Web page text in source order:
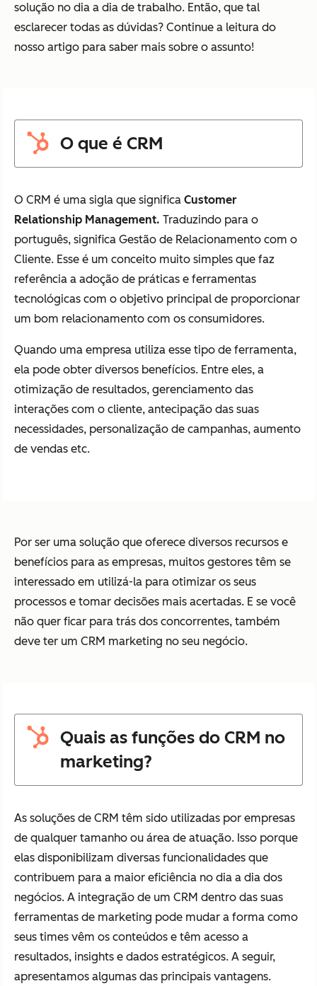
solução no dia a dia de trabalho. Então, que tal
esclarecer todas as dúvidas? Continue a leitura do
nosso artigo para saber mais sobre o assunto!
O que é CRM
O CRM é uma sigla que significa Customer
Relationship Management. Traduzindo para o
português, significa Gestão de Relacionamento com o
Cliente. Esse é um conceito muito simples que faz
referência a adoção de práticas e ferramentas
tecnológicas com o objetivo principal de proporcionar
um bom relacionamento com os consumidores.
Quando uma empresa utiliza esse tipo de ferramenta,
ela pode obter diversos benefícios. Entre eles, a
otimização de resultados, gerenciamento das
interações com o cliente, antecipação das suas
necessidades, personalização de campanhas, aumento
de vendas etc.
Por ser uma solução que oferece diversos recursos e
benefícios para as empresas, muitos gestores têm se
interessado em utilizá-la para otimizar os seus
processos e tomar decisões mais acertadas. E se você
não quer ficar para trás dos concorrentes, também
deve ter um CRM marketing no seu negócio.
Quais as funções do CRM no
marketing?
As soluções de CRM têm sido utilizadas por empresas
de qualquer tamanho ou área de atuação. Isso porque
elas disponibilizam diversas funcionalidades que
contribuem para a maior eficiência no dia a dia dos
negócios. A integração de um CRM dentro das suas
ferramentas de marketing pode mudar a forma como
seus times vêm os conteúdos e têm acesso a
resultados, insights e dados estratégicos. A seguir,
apresentamos algumas das principais vantagens.